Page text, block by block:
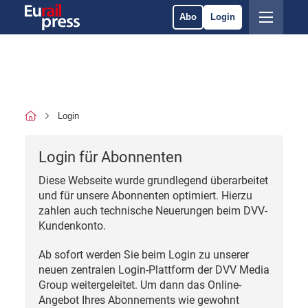
Abo Login
Login
Login für Abonnenten
Diese Webseite wurde grundlegend überarbeitet
und für unsere Abonnenten optimiert. Hierzu
zahlen auch technische Neuerungen beim DVV-
Kundenkonto.
Ab sofort werden Sie beim Login zu unserer
neuen zentralen Login-Plattform der DVV Media
Group weitergeleitet. Um dann das Online-
Angebot Ihres Abonnements wie gewohnt